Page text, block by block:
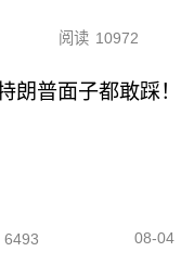
阅读 10972
朗普面子都敢踩！
6493 08-04